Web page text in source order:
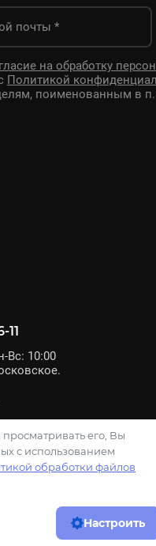
на обработку
Политикой
поименованным в п.
11
Вс: 10:00
Напишите нам
его, Вы
с использованием
обработки файлов
Настроить